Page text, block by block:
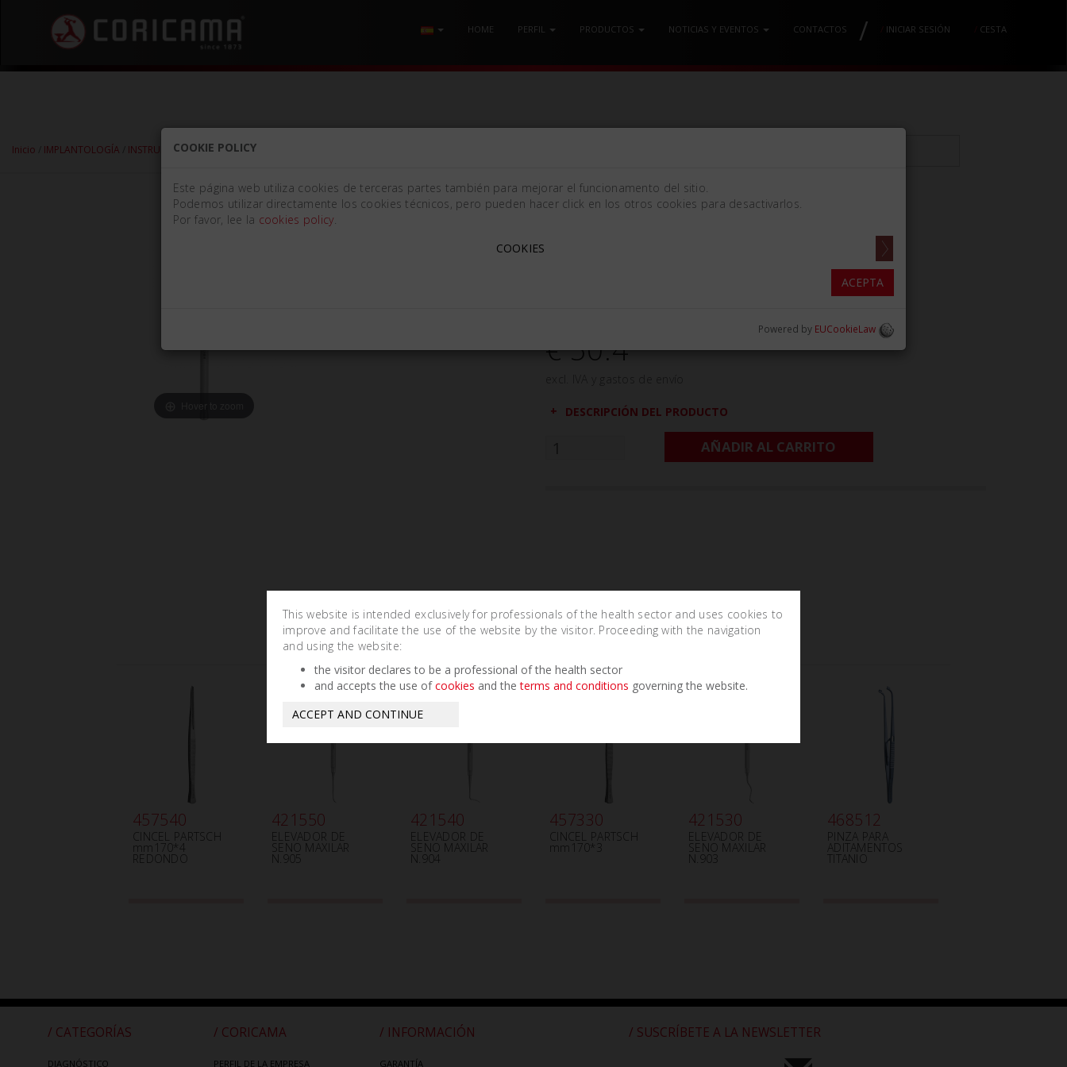
HOME PERFIL PRODUCTOS NOTICIAS Y EVENTOS CONTACTOS / / INICIAR SESIÓN CESTA
Inicio IMPLANTOLOGÍA INSTRUMENTOS PARA TRATAMIENTO DE HUESO
€ 50.4
DESCRIPCIÓN DEL PRODUCTO
AÑADIR AL CARRITO
457540
CINCEL PARTSCH
mm170*4
REDONDO
421550
ELEVADOR DE
SENO MAXILAR
N.905
421540
ELEVADOR DE
SENO MAXILAR
N.904
457330
CINCEL PARTSCH
mm170*3
421530
ELEVADOR DE
SENO MAXILAR
N.903
468512
PINZA PARA
ADITAMENTOS
TITANIO
/ CATEGORÍAS
DIAGNÓSTICO
/ CORICAMA
PERFIL DE LA EMPRESA
/ INFORMACIÓN
GARANTÍA
/ SUSCRÍBETE A LA NEWSLETTER
This website is intended exclusively for professionals of the health sector and uses cookies to
improve and facilitate the use of the website by the visitor. Proceeding with the navigation
and using the website:
the visitor declares to be a professional of the health sector
and accepts the use ofcookies and theterms and conditions governing the website.
ACCEPT AND CONTINUE
COOKIE POLICY
Este página web utiliza cookies de terceras partes también para mejorar el funcionamento del sitio.
Podemos utilizar directamente los cookies técnicos, pero pueden hacer click en los otros cookies para desactivarlos.
Por favor, lee la cookies policy.
COOKIES
ACEPTA
Powered by EUCookieLaw